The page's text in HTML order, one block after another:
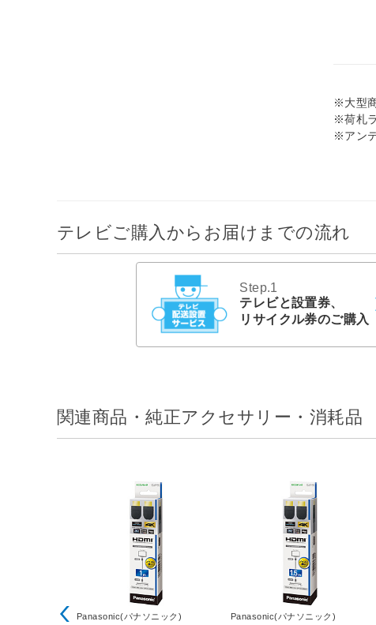
※大型
※荷札
※アン
テレビご購入からお届けまでの流れ
Step.1
テレビと設置券、
リサイクル券のご購入
関連商品・純正アクセサリー・消耗品
Panasonic(パナソニック) Panasonic(パナソニック)